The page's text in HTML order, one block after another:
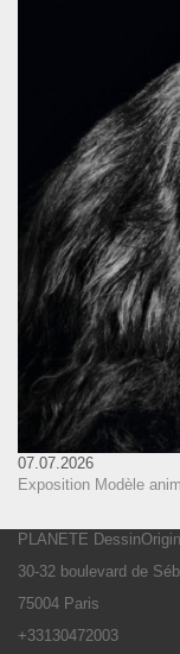
07.07.2026
Exposition Modèle
PLANETE
30-32 boulevard de
75004 Paris
+33130472003